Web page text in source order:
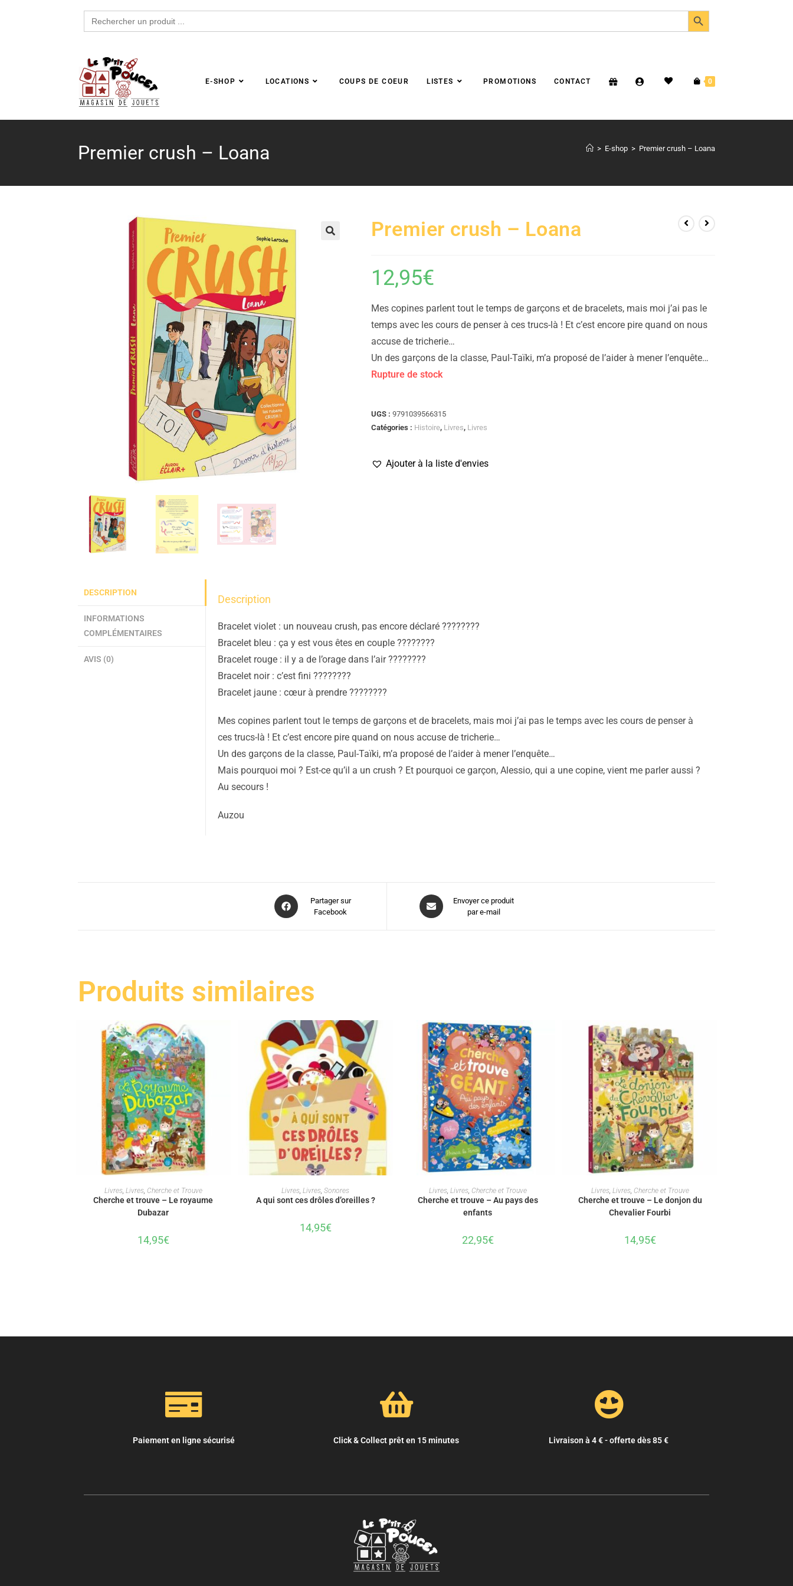
Search
for:
SEARCH BUTTON
E-SHOP LOCATIONS COUPS DE COEUR LISTES PROMOTIONS CONTACT 0
Premier crush – Loana > E-shop > Premier crush – Loana
Premier crush – Loana
12,95€
Mes copines parlent tout le temps de garçons et de bracelets, mais moi j’ai pas le
temps avec les cours de penser à ces trucs-là ! Et c’est encore pire quand on nous
accuse de tricherie…
Un des garçons de la classe, Paul-Taïki, m’a proposé de l’aider à mener l’enquête…
Rupture de stock
UGS : 9791039566315
Catégories : Histoire, Livres, Livres
Ajouter à la liste d'envies
DESCRIPTION
INFORMATIONS
COMPLÉMENTAIRES
AVIS (0)
Description
Bracelet violet : un nouveau crush, pas encore déclaré ????????
Bracelet bleu : ça y est vous êtes en couple ????????
Bracelet rouge : il y a de l’orage dans l’air ????????
Bracelet noir : c’est fini ????????
Bracelet jaune : cœur à prendre ????????
Mes copines parlent tout le temps de garçons et de bracelets, mais moi j’ai pas le temps avec les cours de penser à
ces trucs-là ! Et c’est encore pire quand on nous accuse de tricherie…
Un des garçons de la classe, Paul-Taïki, m’a proposé de l’aider à mener l’enquête…
Mais pourquoi moi ? Est-ce qu’il a un crush ? Et pourquoi ce garçon, Alessio, qui a une copine, vient me parler aussi ?
Au secours !
Auzou
Partager sur
Facebook
Envoyer ce produit
par e-mail
Produits similaires
AJOUTER AU PANIER
Livres, Livres, Cherche et Trouve
Cherche et trouve – Le royaume
Dubazar
14,95€
AJOUTER AU PANIER
Livres, Livres, Sonores
A qui sont ces drôles d’oreilles ?
14,95€
AJOUTER AU PANIER
Livres, Livres, Cherche et Trouve
Cherche et trouve – Au pays des
enfants
22,95€
AJOUTER AU PANIER
Livres, Livres, Cherche et Trouve
Cherche et trouve – Le donjon du
Chevalier Fourbi
14,95€
Paiement en ligne sécurisé Click & Collect prêt en 15 minutes Livraison à 4 € - offerte dès 85 €